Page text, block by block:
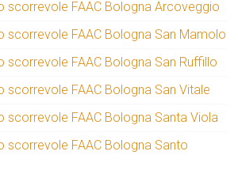
scorrevole FAAC Bologna Arcoveggio
scorrevole FAAC Bologna San Mamolo
scorrevole FAAC Bologna San Ruffillo
scorrevole FAAC Bologna San Vitale
scorrevole FAAC Bologna Santa Viola
scorrevole FAAC Bologna Santo